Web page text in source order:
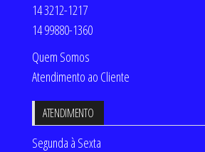
14 3212-1217
14 99880-1360
Quem Somos
Atendimento ao Cliente
ATENDIMENTO
Segunda à Sexta